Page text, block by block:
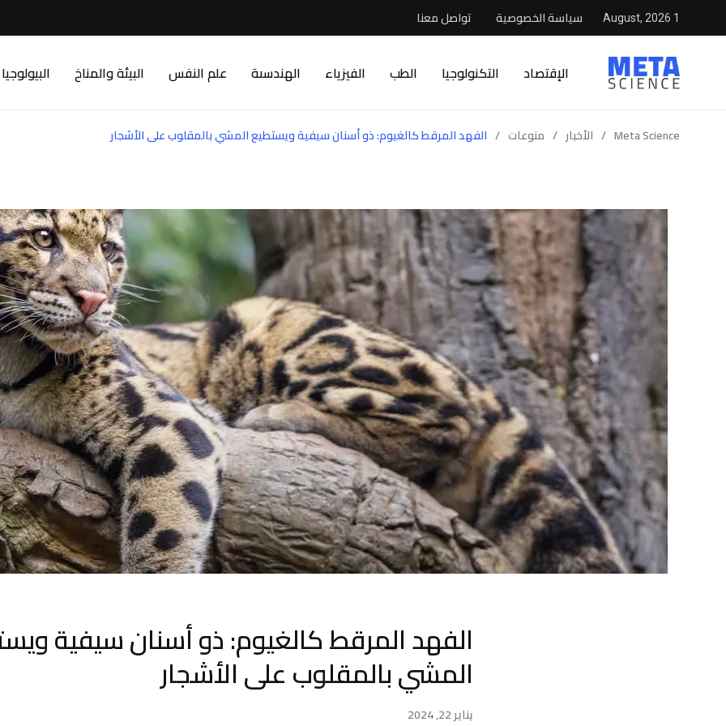
1 August, 2026 سياسة الخصوصية تواصل معنا
الإقتصاد التكنولوجيا الطب الفيزياء الهندسىة علم النفس البيئة والمناخ البيولوجيا
Meta Science
/ الأخبار / منوعات / الفهد المرقط كالغيوم: ذو أسنان سيفية ويستطيع المشي بالمقلوب على الأشجار
الفهد المرقط كالغيوم: ذو أسنان سيفية
المشي بالمقلوب على الأشجار
يناير 22, 2024